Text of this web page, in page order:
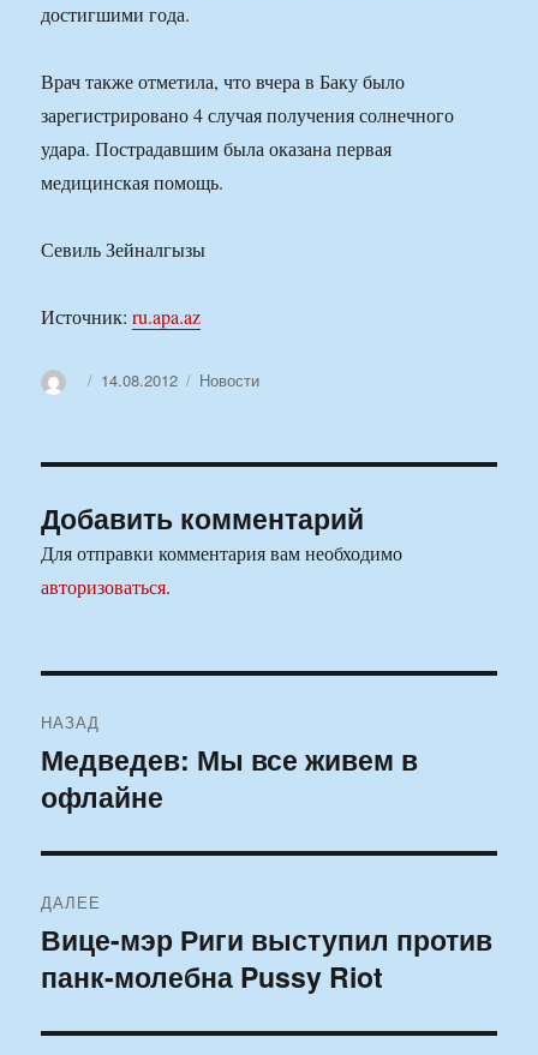
достигшими года.
Врач также отметила, что вчера в Баку было
зарегистрировано 4 случая получения солнечного
удара. Пострадавшим была оказана первая
медицинская помощь.
Севиль Зейналгызы
Источник:ru.apa.az
АвторОпубликовано
14.08.2012 Рубрики
Новости
Добавить комментарий
Для отправки комментария вам необходимо
авторизоваться.
по
записям
НАЗАД
Предыдущая
запись:
Медведев: Мы все живем в
офлайне
ДАЛЕЕ
Следующая
запись:
Вице-мэр Риги выступил против
панк-молебна Pussy Riot